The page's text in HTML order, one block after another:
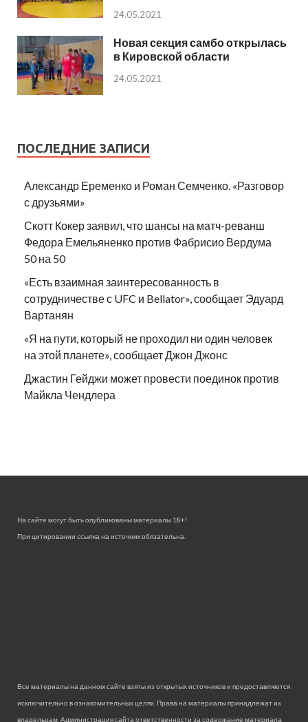
24.05.2021
Новая секция самбо открылась
в Кировской области
24.05.2021
ПОСЛЕДНИЕ ЗАПИСИ
Александр Еременко и Роман Семченко. «Разговор
с друзьями»
Скотт Кокер заявил, что шансы на матч-реванш
Федора Емельяненко против Фабрисио Вердума
50 на 50
«Есть взаимная заинтересованность в
сотрудничестве с UFC и Bellator», сообщает Эдуард
Вартанян
«Я на пути, который не проходил ни один человек
на этой планете», сообщает Джон Джонс
Джастин Гейджи может провести поединок против
Майкла Чендлера
На сайте могут быть опубликованы материалы 18+!
При цитировании ссылка на источник обязательна.
Все материалы на данном сайте взяты из открытых источников и предоставляются
исключительно в ознакомительных целях. Права на материалы принадлежат их
владельцам. Администрация сайта ответственности за содержание материала